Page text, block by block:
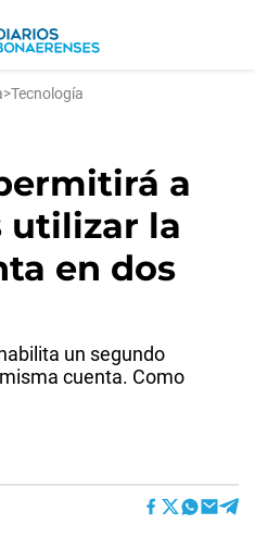
>Tecnología
a
utilizar la
en dos
un segundo
cuenta. Como